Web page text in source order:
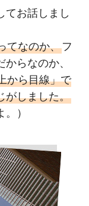
てお話しまし
てなのか、 フ
らなのか、
から目線」で
がしました。
）